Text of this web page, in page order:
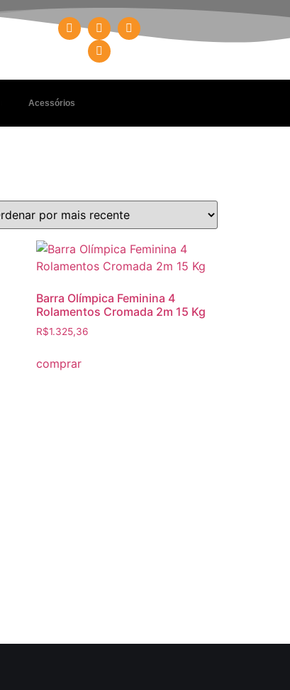
Acessórios
Barra Olímpica Feminina 4
Rolamentos Cromada 2m 15 Kg
R$1.325,36
comprar